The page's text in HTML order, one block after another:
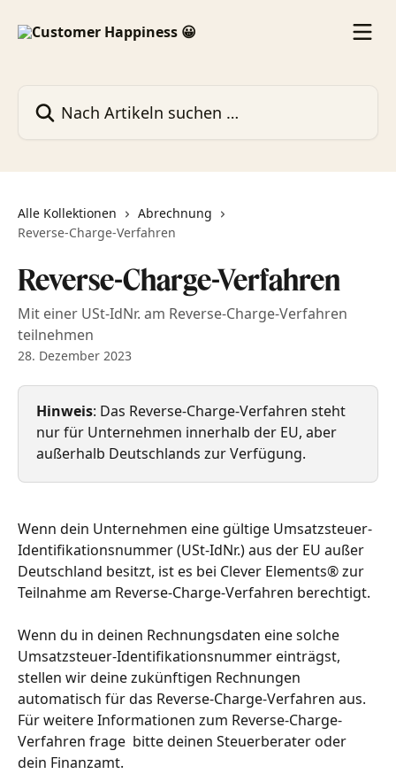
Alle Kollektionen
Abrechnung
Reverse-Charge-Verfahren
Reverse-Charge-Verfahren
Mit einer USt-IdNr. am Reverse-Charge-Verfahren
teilnehmen
28. Dezember 2023
Hinweis: Das Reverse-Charge-Verfahren steht
nur für Unternehmen innerhalb der EU, aber
außerhalb Deutschlands zur Verfügung.
Wenn dein Unternehmen eine gültige Umsatzsteuer-
Identifikationsnummer (USt-IdNr.) aus der EU außer
Deutschland besitzt, ist es bei Clever Elements® zur
Teilnahme am Reverse-Charge-Verfahren berechtigt.
Wenn du in deinen Rechnungsdaten eine solche
Umsatzsteuer-Identifikationsnummer einträgst,
stellen wir deine zukünftigen Rechnungen
automatisch für das Reverse-Charge-Verfahren aus.
Für weitere Informationen zum Reverse-Charge-
Verfahren frage  bitte deinen Steuerberater oder
dein Finanzamt.